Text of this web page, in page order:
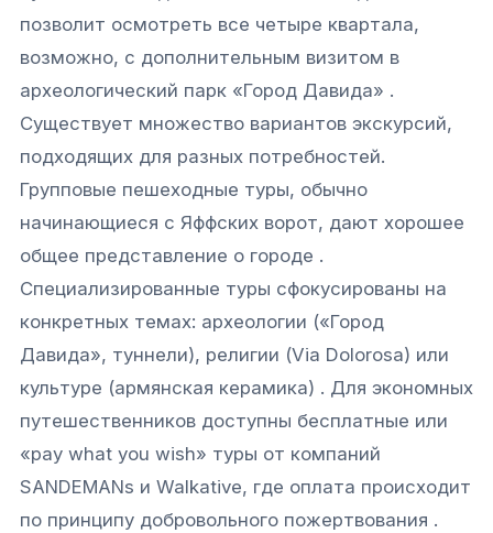
позволит осмотреть все четыре квартала,
возможно, с дополнительным визитом в
археологический парк «Город Давида» .
Существует множество вариантов экскурсий,
подходящих для разных потребностей.
Групповые пешеходные туры, обычно
начинающиеся с Яффских ворот, дают хорошее
общее представление о городе .
Специализированные туры сфокусированы на
конкретных темах: археологии («Город
Давида», туннели), религии (Via Dolorosa) или
культуре (армянская керамика) . Для экономных
путешественников доступны бесплатные или
«pay what you wish» туры от компаний
SANDEMANs и Walkative, где оплата происходит
по принципу добровольного пожертвования .